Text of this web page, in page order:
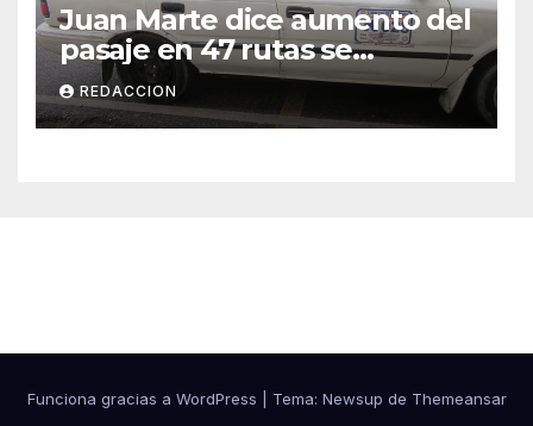
Juan Marte dice aumento del
pasaje en 47 rutas se
mantiene
REDACCION
Funciona gracias a WordPress Tema: Newsup de Themeansar